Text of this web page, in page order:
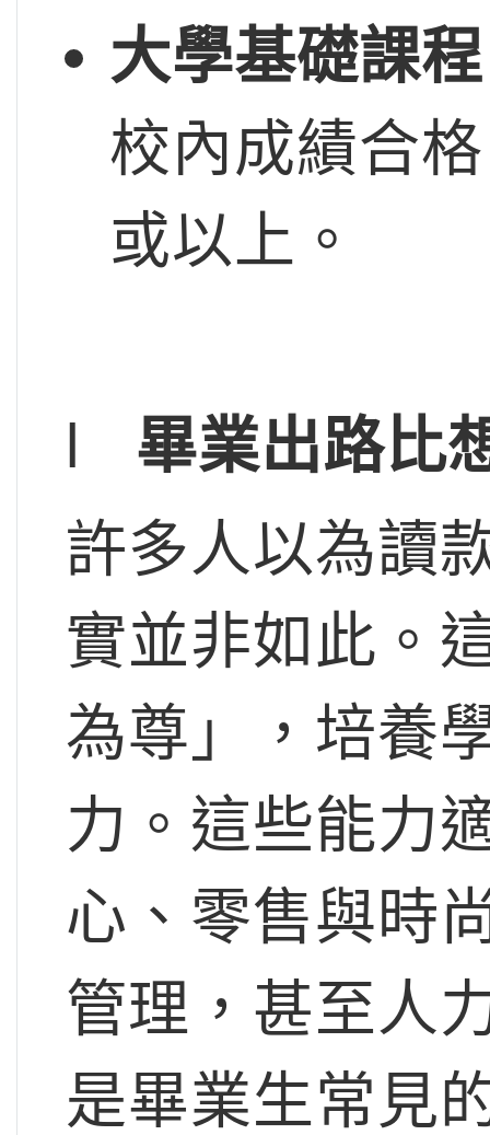
大學基礎課程
校內成績合
或以上。
l 畢業出路比
許多人以為讀
實並非如此。
為尊」，培養
力。這些能力
心、零售與時
管理，甚至人
是畢業生常見